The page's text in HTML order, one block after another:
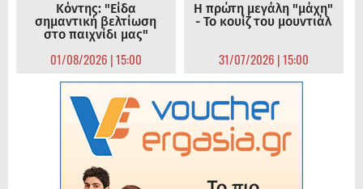
Κόντης: "Είδα
σημαντική βελτίωση
στο παιχνίδι μας"
01/08/2026 | 15:00
Η πρώτη μεγάλη "μάχη"
- Το κουίζ του μουντιάλ
31/07/2026 | 15:00